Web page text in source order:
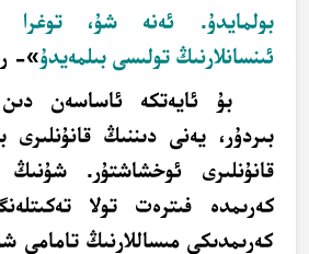
بولمايدۇ. ئەنە شۇ، توغرا
ئىنسانلارنىڭ تولىسى بىلمەيدۇ»-
بۇ ئايەتكە ئاساسەن
بىردۇر، يەنى دىننىڭ قانۇنلىرى
قانۇنلىرى ئوخشاشتۇر.
كەرىمدە فىترەت تولا
كەرىمدىكى مىساللارنىڭ تامامى